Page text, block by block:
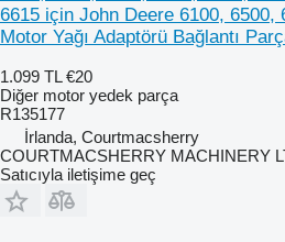
6615 için John Deere 6100, 6500,
Motor Yağı Adaptörü Bağlantı
1.099 TL €20
Diğer motor yedek parça
R135177
İrlanda, Courtmacsherry
COURTMACSHERRY MACHINERY
Satıcıyla iletişime geç